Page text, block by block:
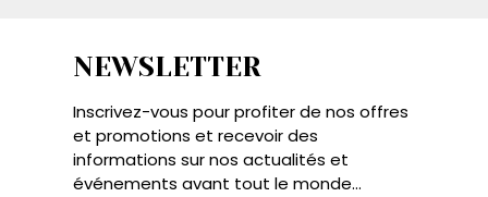
NEWSLETTER
Inscrivez-vous pour profiter de nos offres
et promotions et recevoir des
informations sur nos actualités et
événements avant tout le monde...